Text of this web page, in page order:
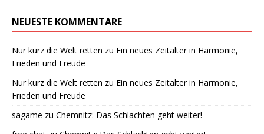
NEUESTE KOMMENTARE
Nur kurz die Welt retten zu Ein neues Zeitalter in Harmonie,
Frieden und Freude
Nur kurz die Welt retten zu Ein neues Zeitalter in Harmonie,
Frieden und Freude
sagame zu Chemnitz: Das Schlachten geht weiter!